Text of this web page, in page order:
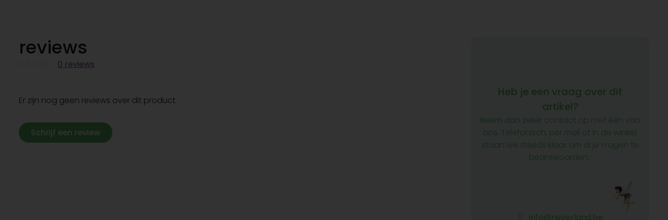
reviews
0 reviews
Er zijn nog geen reviews over dit product.
Schrijf een review
Heb je een vraag over dit
artikel?
Neem dan zeker contact op met één van
ons. Telefonisch, per mail of in de winkel,
staan we steeds klaar om al je vragen te
beantwoorden.
info@neverland.be